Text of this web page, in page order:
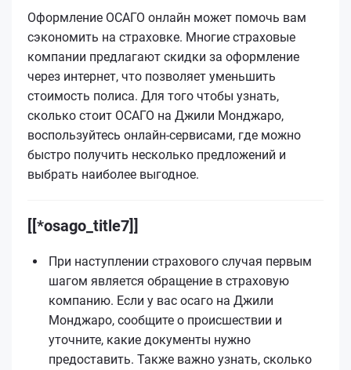
Оформление ОСАГО онлайн может помочь вам
сэкономить на страховке. Многие страховые
компании предлагают скидки за оформление
через интернет, что позволяет уменьшить
стоимость полиса. Для того чтобы узнать,
сколько стоит ОСАГО на Джили Монджаро,
воспользуйтесь онлайн-сервисами, где можно
быстро получить несколько предложений и
выбрать наиболее выгодное.
[[*osago_title7]]
При наступлении страхового случая первым
шагом является обращение в страховую
компанию. Если у вас осаго на Джили
Монджаро, сообщите о происшествии и
уточните, какие документы нужно
предоставить. Также важно узнать, сколько